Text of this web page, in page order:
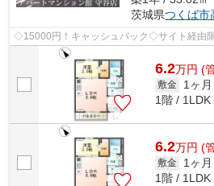
茨城県つくば市
◇15000円！キャッシュバック◇サイト経由
6.2万円 (
敷金 1ヶ月
1階 / 1LDK
6.2万円 (
敷金 1ヶ月
1階 / 1LDK